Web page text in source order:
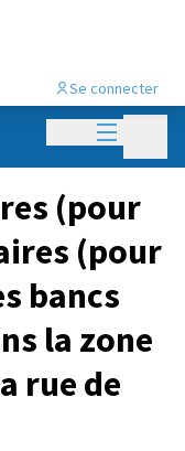
Menu
Se connecter
(pour
(pour
bancs
la zone
rue de